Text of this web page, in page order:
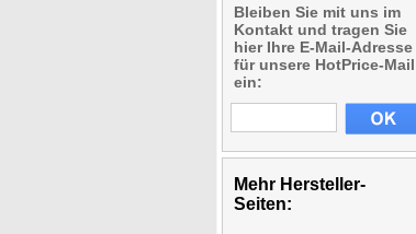
Bleiben Sie mit uns im
Kontakt und tragen Sie
hier Ihre E-Mail-Adresse
für unsere HotPrice-Mail
ein:
Mehr Hersteller-
Seiten: